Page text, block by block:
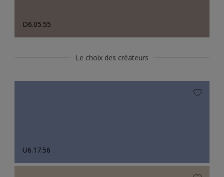
D6.05.55
Le choix des créateurs
U6.17.56